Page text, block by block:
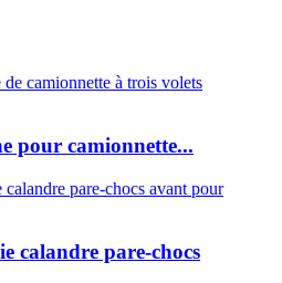
pour camionnette...
calandre pare-chocs